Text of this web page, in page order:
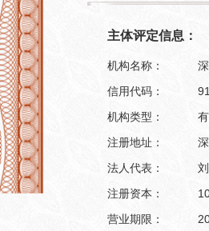
主体评定信息：
机构名称：
信用代码：
机构类型：
注册地址：
法人代表：
注册资本：
营业期限：